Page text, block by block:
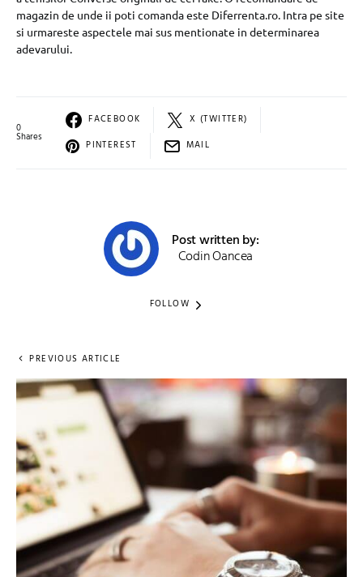
magazin de unde ii poti comanda este Diferrenta.ro. Intra pe site
si urmareste aspectele mai sus mentionate in determinarea
adevarului.
0
Shares
FACEBOOK
X (TWITTER)
PINTEREST
MAIL
Post written by:
Codin Oancea
FOLLOW
PREVIOUS ARTICLE